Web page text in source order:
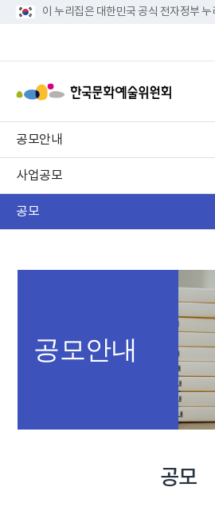
이 누리집은 대한민국 공식 전자정부 누
공모안내
사업공모
공모
공모안내
공모